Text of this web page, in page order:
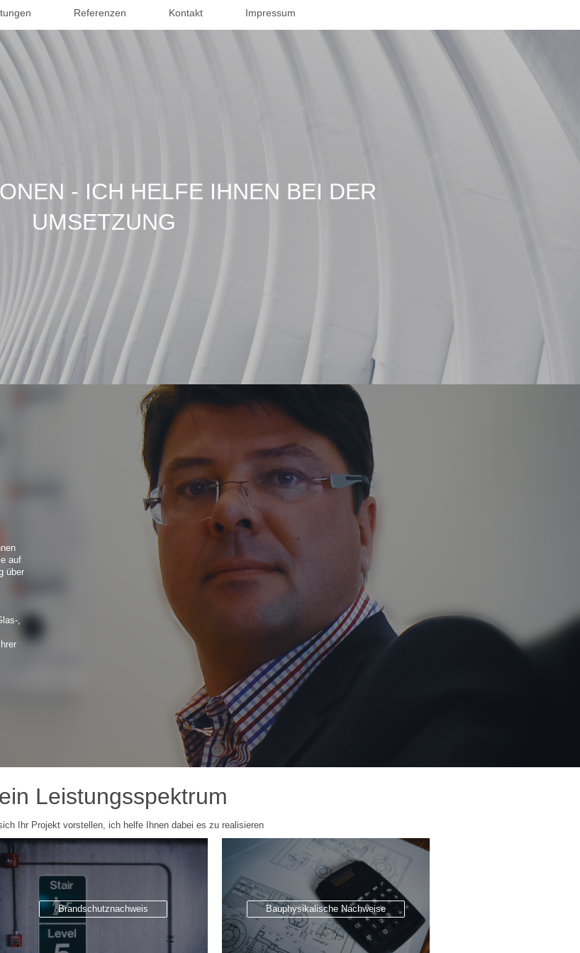
Referenzen Kontakt Impressum
- ICH HELFE IHNEN BEI DER
UMSETZUNG
auf
über
,
Leistungsspektrum
Ihr Projekt vorstellen, ich helfe Ihnen dabei es zu realisieren
Brandschutznachweis Bauphysikalische Nachweise